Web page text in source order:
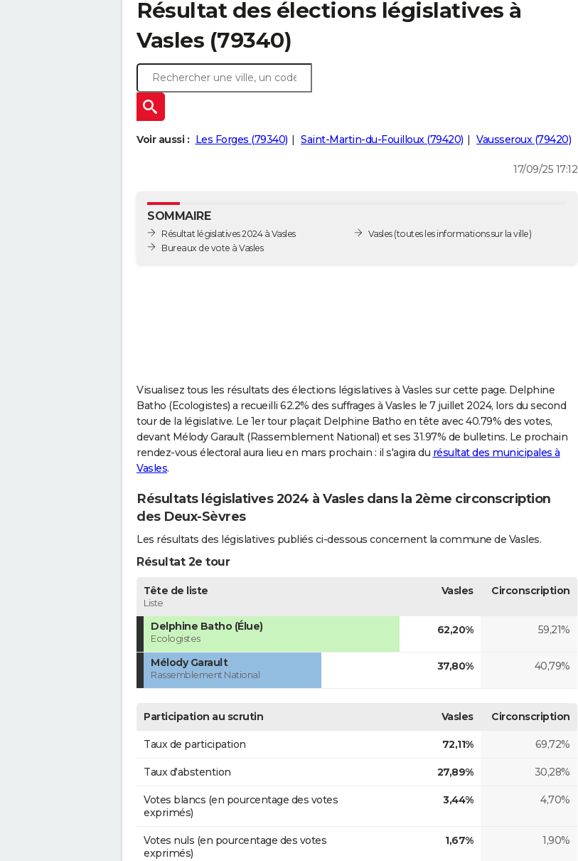
Résultat des élections législatives à
Vasles (79340)
Voir aussi : Les Forges (79340) Saint-Martin-du-Fouilloux (79420) Vausseroux (79420)
17/09/25 17:12
SOMMAIRE
Résultat législatives 2024 à Vasles
Bureaux de vote à Vasles
Vasles(toutes les informations sur la ville)
Visualisez tous les résultats des élections législatives à Vasles sur cette page. Delphine
Batho (Ecologistes) a recueilli 62.2% des suffrages à Vasles le 7 juillet 2024, lors du second
tour de la législative. Le 1er tour plaçait Delphine Batho en tête avec 40.79% des votes,
devant Mélody Garault (Rassemblement National) et ses 31.97% de bulletins. Le prochain
rendez-vous électoral aura lieu en mars prochain : il s'agira du résultat des municipales à
Vasles.
Résultats législatives 2024 à Vasles dans la 2ème circonscription
des Deux-Sèvres
Les résultats des législatives publiés ci-dessous concernent la commune de Vasles.
Résultat 2e tour
Tête de liste
Liste
Vasles Circonscription
Delphine Batho (Élue)
Ecologistes
62,20% 59,21%
Mélody Garault
Rassemblement National
37,80% 40,79%
Participation au scrutin Vasles Circonscription
Taux de participation 72,11% 69,72%
Taux d'abstention 27,89% 30,28%
Votes blancs (en pourcentage des votes
exprimés)
3,44% 4,70%
Votes nuls (en pourcentage des votes
exprimés)
1,67% 1,90%